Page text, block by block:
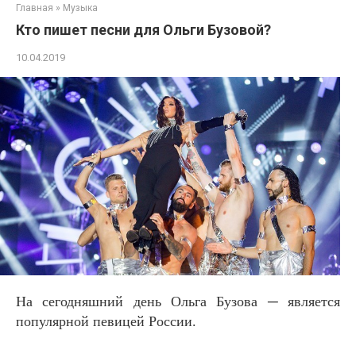
Главная » Музыка
Кто пишет песни для Ольги Бузовой?
10.04.2019
На сегодняшний день Ольга Бузова ─ является
популярной певицей России.